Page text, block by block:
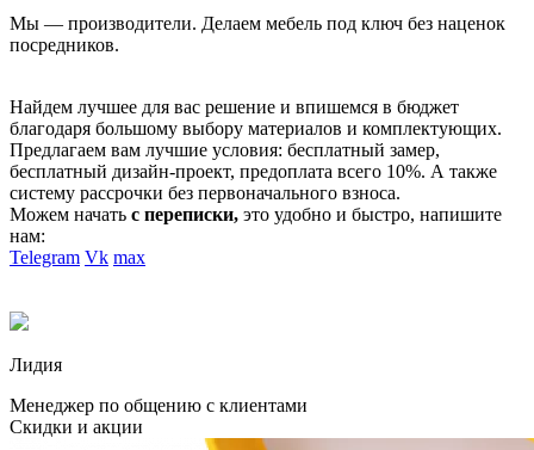
Мы — производители. Делаем мебель под ключ без наценок
посредников.
Найдем лучшее для вас решение и впишемся в бюджет
благодаря большому выбору материалов и комплектующих.
Предлагаем вам лучшие условия: бесплатный замер,
бесплатный дизайн-проект, предоплата всего 10%. А также
систему рассрочки без первоначального взноса.
Можем начать с переписки, это удобно и быстро, напишите
нам:
Telegram Vk max
Лидия
Менеджер по общению с клиентами
Скидки и акции